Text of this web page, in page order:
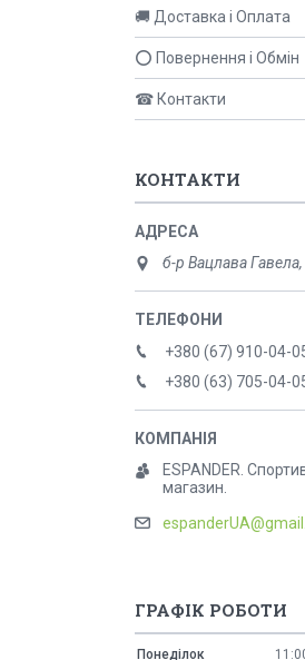
🚚 Доставка і Оплата
⭕ Повернення і Обмін
☎ Контакти
КОНТАКТИ
б-р Вацлава Гавела,
+380 (67) 910-04-
+380 (63) 705-04-
ESPANDER.
магазин.
ГРАФІК РОБОТИ
Понеділок